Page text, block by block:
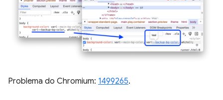
Problema do Chromium: 1499265.